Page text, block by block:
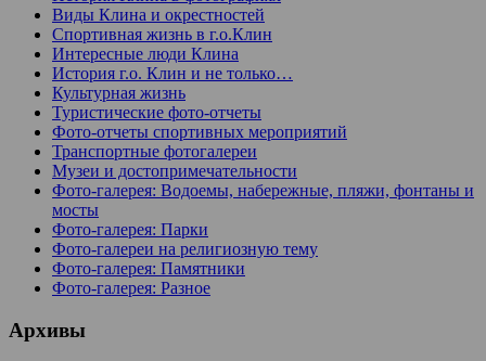
Виды Клина и окрестностей
Спортивная жизнь в г.о.Клин
Интересные люди Клина
История г.о. Клин и не только…
Культурная жизнь
Туристические фото-отчеты
Фото-отчеты спортивных мероприятий
Транспортные фотогалереи
Музеи и достопримечательности
Фото-галерея: Водоемы, набережные, пляжи, фонтаны и
мосты
Фото-галерея: Парки
Фото-галереи на религиозную тему
Фото-галерея: Памятники
Фото-галерея: Разное
Архивы